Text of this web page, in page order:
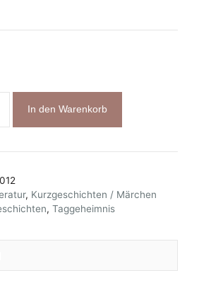
nach
Taggeheimnis
Menge
In den Warenkorb
, Kurzgeschichten / Märchen
, Taggeheimnis